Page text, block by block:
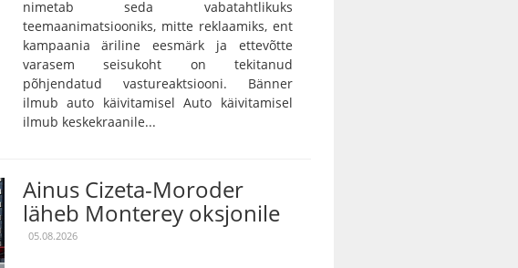
nimetab seda vabatahtlikuks
teemaanimatsiooniks, mitte reklaamiks, ent
kampaania äriline eesmärk ja ettevõtte
varasem seisukoht on tekitanud
põhjendatud vastureaktsiooni. Bänner
ilmub auto käivitamisel Auto käivitamisel
ilmub keskekraanile...
Ainus Cizeta-Moroder
läheb Monterey oksjonile
05.08.2026